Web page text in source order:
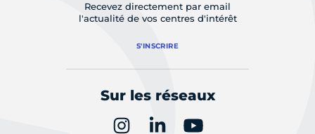
Recevez directement par email
l'actualité de vos centres d'intérêt
S'INSCRIRE
Sur les réseaux